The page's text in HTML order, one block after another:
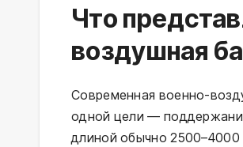
Что
воздушная
Современная военно-
одной цели —
длиной обычно